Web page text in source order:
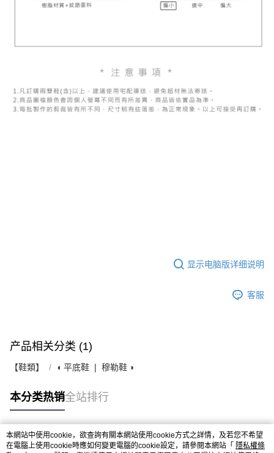
显示电脑版详细说明
客服
产品相关分类 (1)
【鞋類】 ◖ 平底鞋 ❘ 穆勒鞋 ◗
本分类热销全站排行
热门标签
本網站中使用cookie，欲查詢有關本網站使用cookie方式之詳情，及若您不希望
在電腦上使用cookie時應如何變更電腦的cookie設定，請參閱本網站「 隱私權條